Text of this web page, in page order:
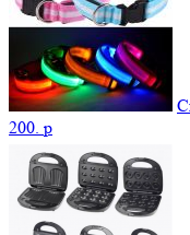
200. p